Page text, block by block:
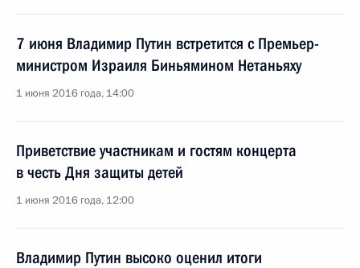
7 июня Владимир Путин встретится с Премьер-
министром Израиля Биньямином Нетаньяху
1 июня 2016 года, 14:00
Приветствие участникам и гостям концерта
в честь Дня защиты детей
1 июня 2016 года, 12:00
Владимир Путин высоко оценил итоги